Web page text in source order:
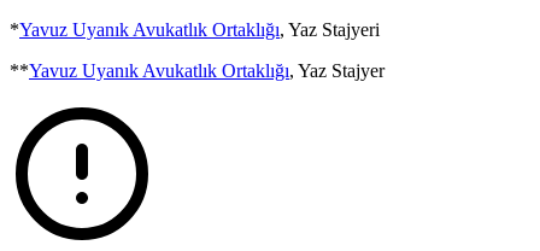
*Yavuz Uyanık Avukatlık Ortaklığı, Yaz Stajyeri
**Yavuz Uyanık Avukatlık Ortaklığı, Yaz Stajyer